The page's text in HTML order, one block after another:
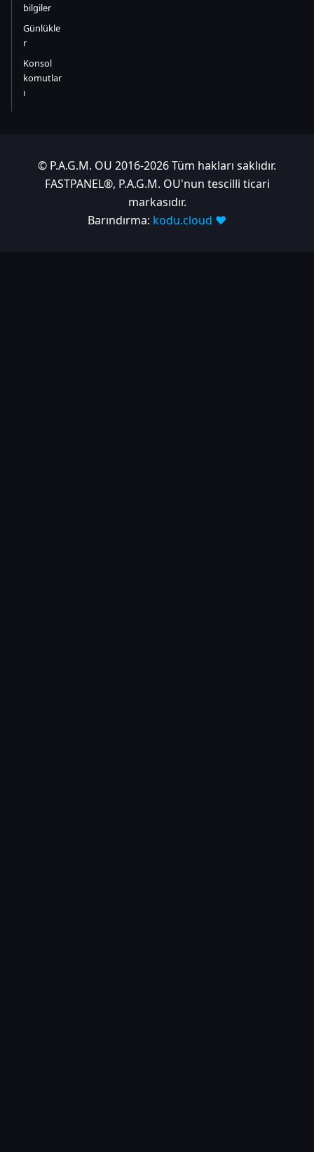
bilgiler
Günlükle
r
Konsol
komutlar
ı
© P.A.G.M. OU 2016-2026 Tüm hakları saklıdır.
FASTPANEL®, P.A.G.M. OU'nun tescilli ticari
markasıdır.
Barındırma: kodu.cloud ❤️